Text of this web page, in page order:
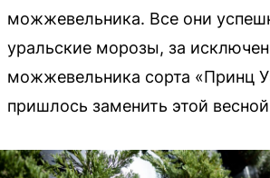
можжевельника. Все они
уральские морозы, за
можжевельника сорта «Принц
пришлось заменить этой